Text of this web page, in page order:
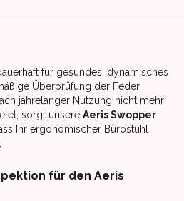
für gesundes, dynamisches
Überprüfung der Feder
jahrelanger Nutzung nicht mehr
sorgt unsere Aeris Swopper
Ihr ergonomischer Bürostuhl
für den Aeris